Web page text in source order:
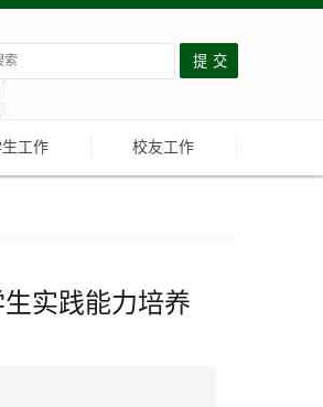
工作 校友工作
实践能力培养